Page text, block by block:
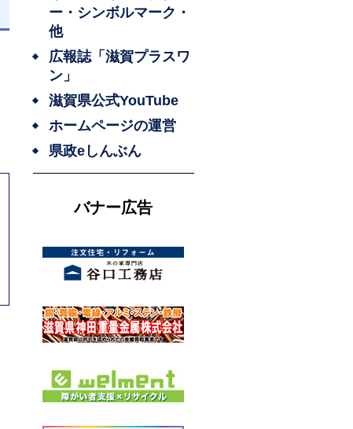
ー・シンボルマーク・
他
広報誌「滋賀プラスワ
ン」
滋賀県公式YouTube
ホームページの運営
県政eしんぶん
バナー広告